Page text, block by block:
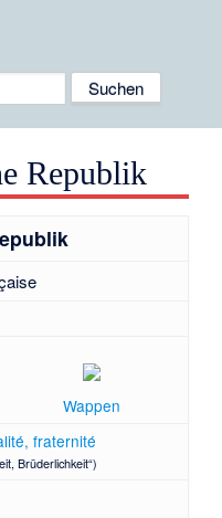
Republik
Wappen
fraternité
Brüderlichkeit“)